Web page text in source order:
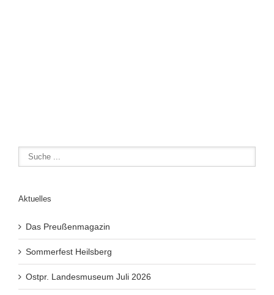
Aktuelles
Das Preußenmagazin
Sommerfest Heilsberg
Ostpr. Landesmuseum Juli 2026